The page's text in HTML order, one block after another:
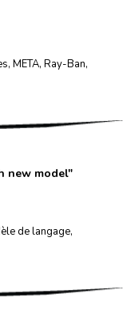
, META, Ray-Ban,
new model"
de langage,